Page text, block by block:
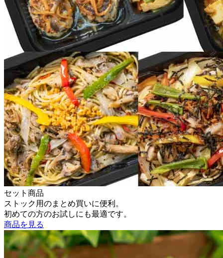
セット商品
ストック用のまとめ買いに便利。
初めての方のお試しにも最適です。
商品を見る